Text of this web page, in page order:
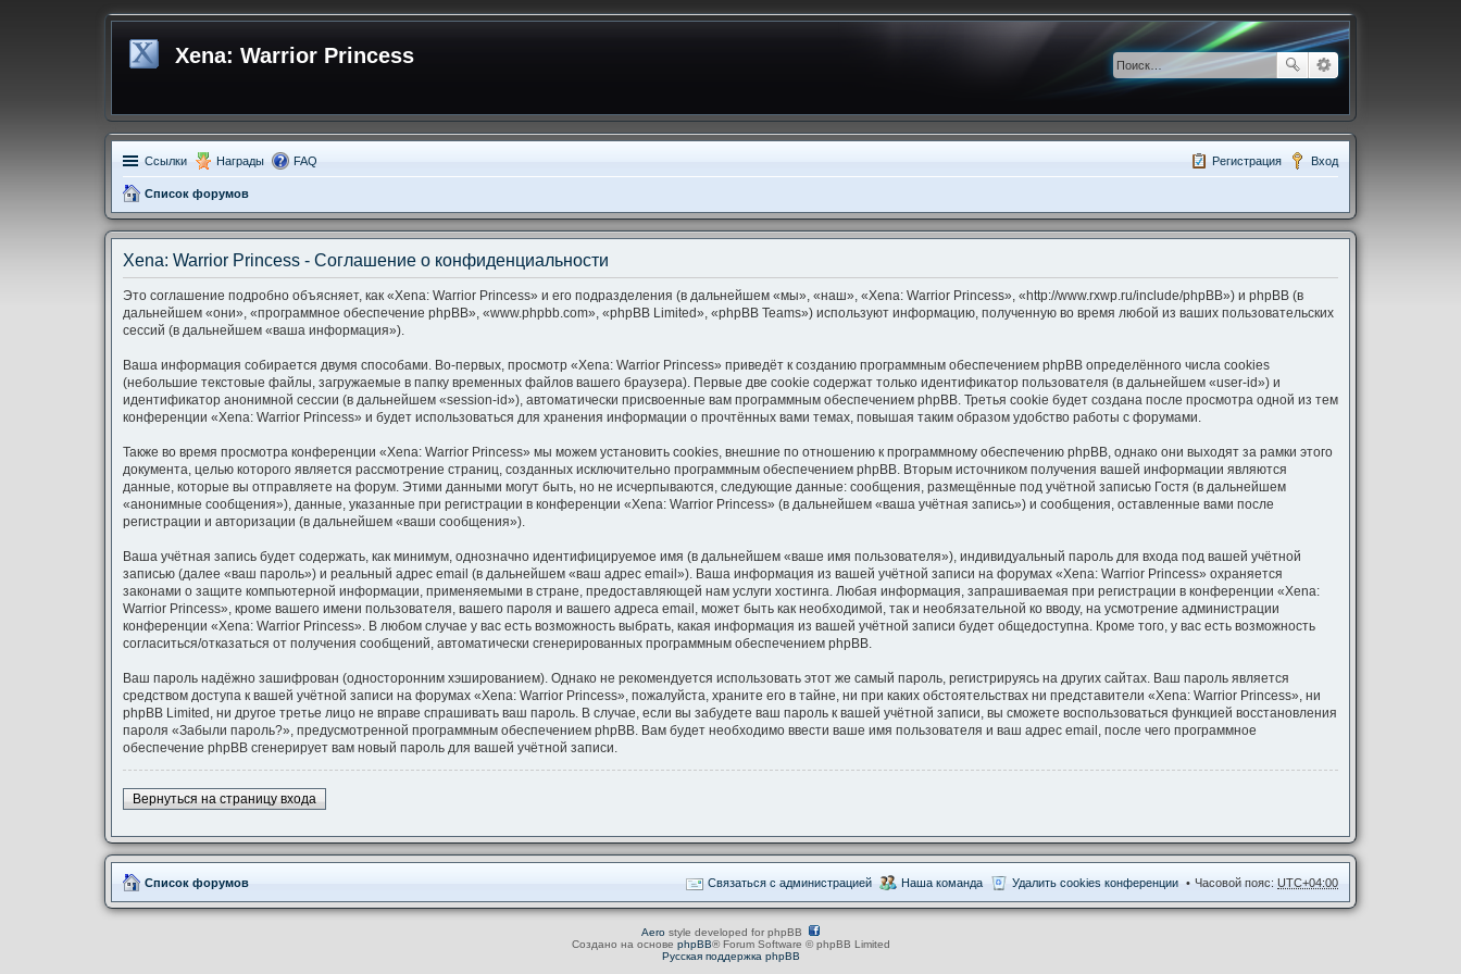
Xena: Warrior Princess
Ссылки Награды FAQ Вход
Регистрация
Список форумов
Xena: Warrior Princess - Соглашение о конфиденциальности
Это соглашение подробно объясняет, как «Xena: Warrior Princess» и его подразделения (в дальнейшем «мы», «наш», «Xena: Warrior Princess», «http://www.rxwp.ru/include/phpBB») и phpBB (в
дальнейшем «они», «программное обеспечение phpBB», «www.phpbb.com», «phpBB Limited», «phpBB Teams») используют информацию, полученную во время любой из ваших пользовательских
сессий (в дальнейшем «ваша информация»).
Ваша информация собирается двумя способами. Во-первых, просмотр «Xena: Warrior Princess» приведёт к созданию программным обеспечением phpBB определённого числа cookies
(небольшие текстовые файлы, загружаемые в папку временных файлов вашего браузера). Первые две cookie содержат только идентификатор пользователя (в дальнейшем «user-id») и
идентификатор анонимной сессии (в дальнейшем «session-id»), автоматически присвоенные вам программным обеспечением phpBB. Третья cookie будет создана после просмотра одной из тем
конференции «Xena: Warrior Princess» и будет использоваться для хранения информации о прочтённых вами темах, повышая таким образом удобство работы с форумами.
Также во время просмотра конференции «Xena: Warrior Princess» мы можем установить cookies, внешние по отношению к программному обеспечению phpBB, однако они выходят за рамки этого
документа, целью которого является рассмотрение страниц, созданных исключительно программным обеспечением phpBB. Вторым источником получения вашей информации являются
данные, которые вы отправляете на форум. Этими данными могут быть, но не исчерпываются, следующие данные: сообщения, размещённые под учётной записью Гостя (в дальнейшем
«анонимные сообщения»), данные, указанные при регистрации в конференции «Xena: Warrior Princess» (в дальнейшем «ваша учётная запись») и сообщения, оставленные вами после
регистрации и авторизации (в дальнейшем «ваши сообщения»).
Ваша учётная запись будет содержать, как минимум, однозначно идентифицируемое имя (в дальнейшем «ваше имя пользователя»), индивидуальный пароль для входа под вашей учётной
записью (далее «ваш пароль») и реальный адрес email (в дальнейшем «ваш адрес email»). Ваша информация из вашей учётной записи на форумах «Xena: Warrior Princess» охраняется
законами о защите компьютерной информации, применяемыми в стране, предоставляющей нам услуги хостинга. Любая информация, запрашиваемая при регистрации в конференции «Xena:
Warrior Princess», кроме вашего имени пользователя, вашего пароля и вашего адреса email, может быть как необходимой, так и необязательной ко вводу, на усмотрение администрации
конференции «Xena: Warrior Princess». В любом случае у вас есть возможность выбрать, какая информация из вашей учётной записи будет общедоступна. Кроме того, у вас есть возможность
согласиться/отказаться от получения сообщений, автоматически сгенерированных программным обеспечением phpBB.
Ваш пароль надёжно зашифрован (односторонним хэшированием). Однако не рекомендуется использовать этот же самый пароль, регистрируясь на других сайтах. Ваш пароль является
средством доступа к вашей учётной записи на форумах «Xena: Warrior Princess», пожалуйста, храните его в тайне, ни при каких обстоятельствах ни представители «Xena: Warrior Princess», ни
phpBB Limited, ни другое третье лицо не вправе спрашивать ваш пароль. В случае, если вы забудете ваш пароль к вашей учётной записи, вы сможете воспользоваться функцией восстановления
пароля «Забыли пароль?», предусмотренной программным обеспечением phpBB. Вам будет необходимо ввести ваше имя пользователя и ваш адрес email, после чего программное
обеспечение phpBB сгенерирует вам новый пароль для вашей учётной записи.
Вернуться на страницу входа
Список форумов Часовой пояс: UTC+04:00
Удалить cookies конференции
Наша команда
Связаться с администрацией
Aero style developed for phpBB
Создано на основе phpBB® Forum Software © phpBB Limited
Русская поддержка phpBB